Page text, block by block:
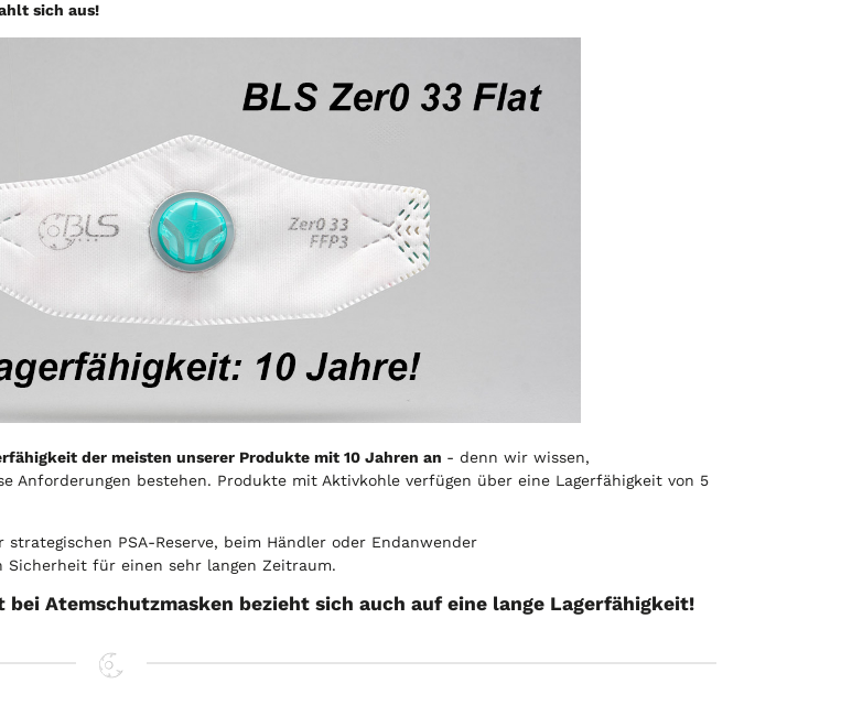
sich aus!
der meisten unserer Produkte mit 10 Jahren an - denn wir wissen,
Anforderungen bestehen. Produkte mit Aktivkohle verfügen über eine Lagerfähigkeit von 5
strategischen PSA-Reserve, beim Händler oder Endanwender
Sicherheit für einen sehr langen Zeitraum.
bei Atemschutzmasken bezieht sich auch auf eine lange Lagerfähigkeit!